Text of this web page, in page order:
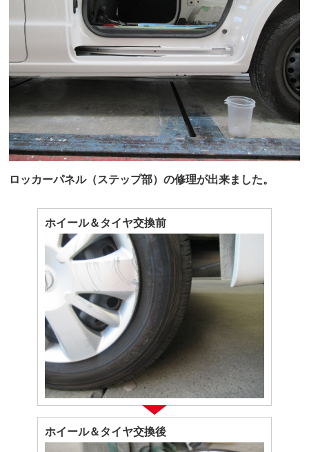
ロッカーパネル（ステップ部）の修理が出来ました。
ホイール＆タイヤ交換前
ホイール＆タイヤ交換後